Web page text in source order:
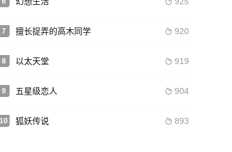
斯 米娅·罗杰斯 乔尔·斯马尔本 迈克尔·本茨 John Foss 伊恩·迪
丹 金丽慧子 潘羞月 朱庭辰 叶彤 凡尼达·宾蒂·伊姆兰 曹操
7  920
擅长捉弄的高木同学
8  919
以太天堂
9  904
五星级恋人
10  893
狐妖传说